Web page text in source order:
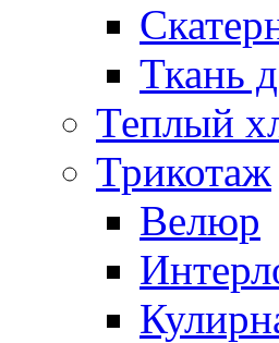
Ткань
Теплый
Трикотаж
Велюр